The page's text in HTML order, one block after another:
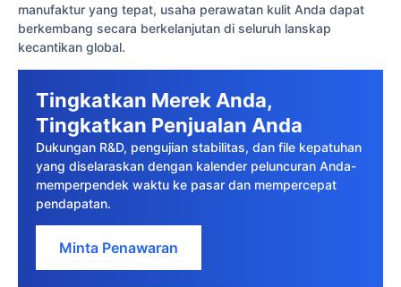
manufaktur yang tepat, usaha perawatan kulit Anda dapat
berkembang secara berkelanjutan di seluruh lanskap
kecantikan global.
Tingkatkan Merek Anda,
Tingkatkan Penjualan Anda
Dukungan R&D, pengujian stabilitas, dan file kepatuhan
yang diselaraskan dengan kalender peluncuran Anda-
memperpendek waktu ke pasar dan mempercepat
pendapatan.
Minta Penawaran